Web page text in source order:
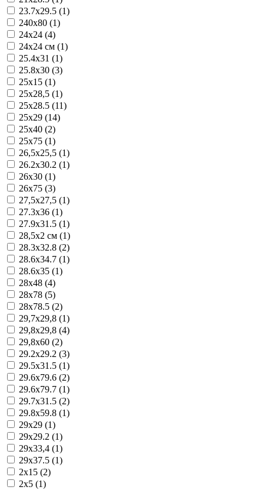
23.7x29.5 (1)
240x80 (1)
24x24 (4)
24x24 см (1)
25.4x31 (1)
25.8x30 (3)
25x15 (1)
25x28,5 (1)
25x28.5 (11)
25x29 (14)
25x40 (2)
25x75 (1)
26,5x25,5 (1)
26.2x30.2 (1)
26x30 (1)
26x75 (3)
27,5x27,5 (1)
27.3x36 (1)
27.9x31.5 (1)
28,5x2 см (1)
28.3x32.8 (2)
28.6x34.7 (1)
28.6x35 (1)
28x48 (4)
28x78 (5)
28x78.5 (2)
29,7x29,8 (1)
29,8x29,8 (4)
29,8x60 (2)
29.2x29.2 (3)
29.5x31.5 (1)
29.6x79.6 (2)
29.6x79.7 (1)
29.7x31.5 (2)
29.8x59.8 (1)
29x29 (1)
29x29.2 (1)
29x33,4 (1)
29x37.5 (1)
2x15 (2)
2x5 (1)